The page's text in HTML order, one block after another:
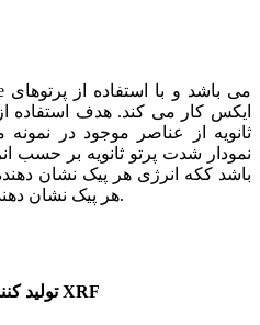
ایکس کار می کند. هدف استفاده
باشد ککه انرژی هر پیک نشان
هر پیک نشان دهنده میزان غلظت هر عنصر است.
شرکت NITON تولید کننده دستگاه های XRF